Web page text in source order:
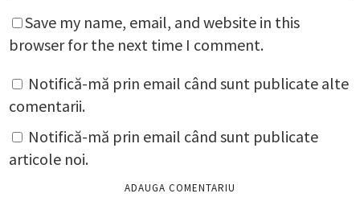
Save my name, email, and website in this
browser for the next time I comment.
Notifică-mă prin email când sunt publicate alte
comentarii.
Notifică-mă prin email când sunt publicate
articole noi.